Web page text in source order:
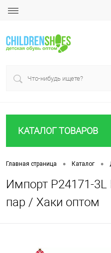
КАТАЛОГ ТОВАРОВ
Главная страница • Каталог •
Импорт P24171-
пар / Хаки оптом